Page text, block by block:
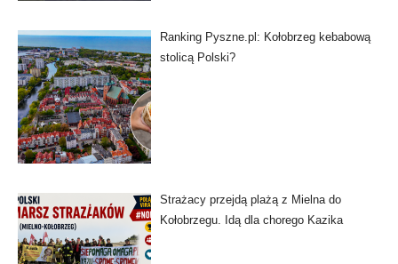
Ranking Pyszne.pl: Kołobrzeg kebabową
stolicą Polski?
Strażacy przejdą plażą z Mielna do
Kołobrzegu. Idą dla chorego Kazika